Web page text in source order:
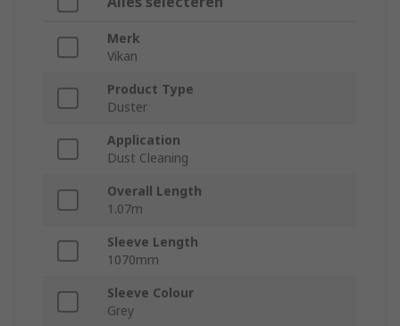
Merk
Vikan
Product Type
Duster
Application
Dust Cleaning
Overall Length
1.07m
Sleeve Length
1070mm
Sleeve Colour
Grey